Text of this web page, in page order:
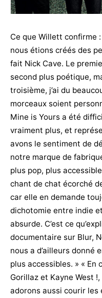
Ce que Willett confirme
nous étions créés des
fait Nick Cave. Le
second plus poétique,
troisième, j’ai du
morceaux soient
Mine is Yours a été
vraiment plus, et
avons le sentiment de
notre marque de
plus pop, plus
chant de chat écorché
car elle en demande
dichotomie entre indie
absurde. C’est ce
documentaire sur Blur,
nous a d’ailleurs donné
plus accessibles. » « En
Gorillaz et Kayne West
adorons aussi courir